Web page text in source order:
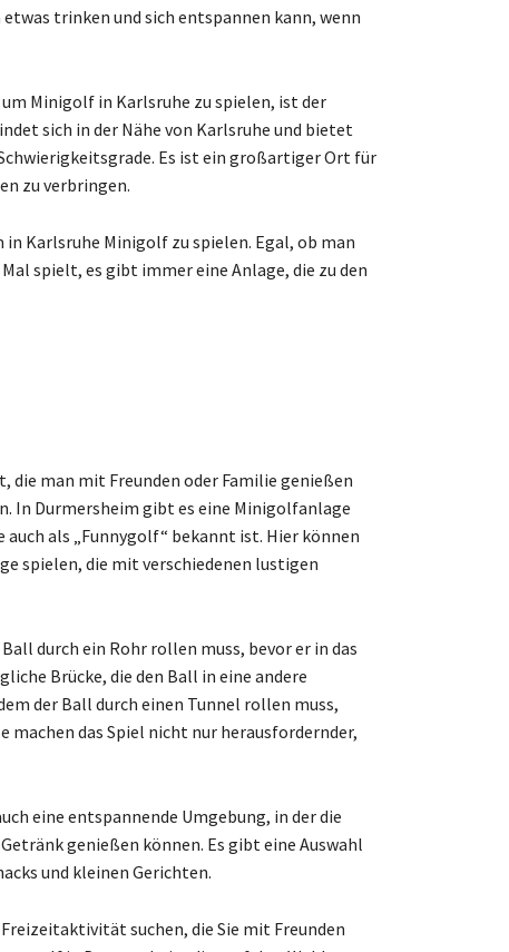
trinken und sich entspannen kann, wenn
Minigolf in Karlsruhe zu spielen, ist der
sich in der Nähe von Karlsruhe und bietet
Es ist ein großartiger Ort für
zu verbringen.
Karlsruhe Minigolf zu spielen. Egal, ob man
spielt, es gibt immer eine Anlage, die zu den
man mit Freunden oder Familie genießen
In Durmersheim gibt es eine Minigolfanlage
als „Funnygolf“ bekannt ist. Hier können
spielen, die mit verschiedenen lustigen
durch ein Rohr rollen muss, bevor er in das
Brücke, die den Ball in eine andere
der Ball durch einen Tunnel rollen muss,
machen das Spiel nicht nur herausfordernder,
eine entspannende Umgebung, in der die
genießen können. Es gibt eine Auswahl
und kleinen Gerichten.
suchen, die Sie mit Freunden